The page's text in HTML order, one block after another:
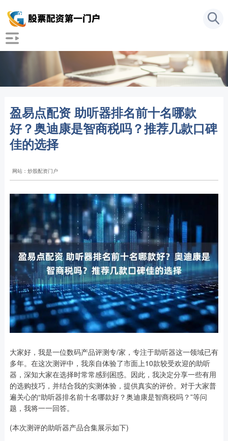
盈易点配资 助听器排名前十名哪款
好？奥迪康是智商税吗？推荐几款口碑
佳的选择
网站：炒股配资门户
大家好，我是一位数码产品评测专/家，专注于助听器这一领域已有
多年。在这次测评中，我亲自体验了市面上10款较受欢迎的助听
器，深知大家在选择时常常感到困惑。因此，我决定分享一些有用
的选购技巧，并结合我的实测体验，提供真实的评价。对于大家普
遍关心的“助听器排名前十名哪款好？奥迪康是智商税吗？”等问
题，我将一一回答。
(本次测评的助听器产品合集展示如下)